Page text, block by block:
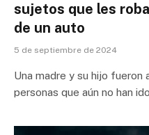
sujetos que les
de un auto
5 de septiembre de 2024
Una madre y su hijo fueron
personas que aún no han